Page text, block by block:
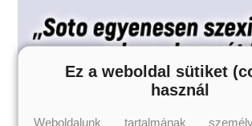
Ez a weboldal sütiket
használ
Weboldalunk tartalmának